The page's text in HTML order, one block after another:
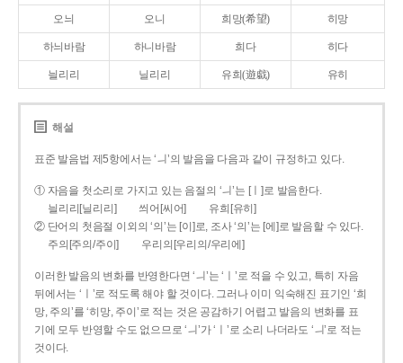
오늬 오니 희망(希望) 히망
하늬바람 하니바람 희다 히다
늴리리 닐리리 유희(遊戱) 유히
해설
표준 발음법 제5항에서는 ‘ㅢ’의 발음을 다음과 같이 규정하고 있다.
① 자음을 첫소리로 가지고 있는 음절의 ‘ㅢ’는 [ㅣ]로 발음한다.
늴리리[닐리리]
씌어[씨어]
유희[유히]
② 단어의 첫음절 이외의 ‘의’는 [이]로, 조사 ‘의’는 [에]로 발음할 수 있다.
주의[주의/주이]
우리의[우리의/우리에]
이러한 발음의 변화를 반영한다면 ‘ㅢ’는 ‘ㅣ’로 적을 수 있고, 특히 자음
뒤에서는 ‘ㅣ’로 적도록 해야 할 것이다. 그러나 이미 익숙해진 표기인 ‘희
망, 주의’를 ‘히망, 주이’로 적는 것은 공감하기 어렵고 발음의 변화를 표
기에 모두 반영할 수도 없으므로 ‘ㅢ’가 ‘ㅣ’로 소리 나더라도 ‘ㅢ’로 적는
것이다.